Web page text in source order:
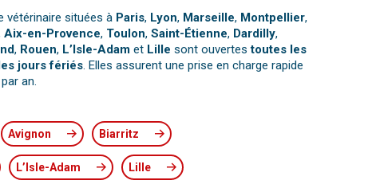
vétérinaire situées à Paris, Lyon, Marseille, Montpellier,
Aix-en-Provence, Toulon, Saint-Étienne, Dardilly,
, Rouen, L’Isle-Adam et Lille sont ouvertestoutes les
jours fériés. Elles assurent une prise en charge rapide
an.
Avignon Biarritz
L’Isle-Adam Lille